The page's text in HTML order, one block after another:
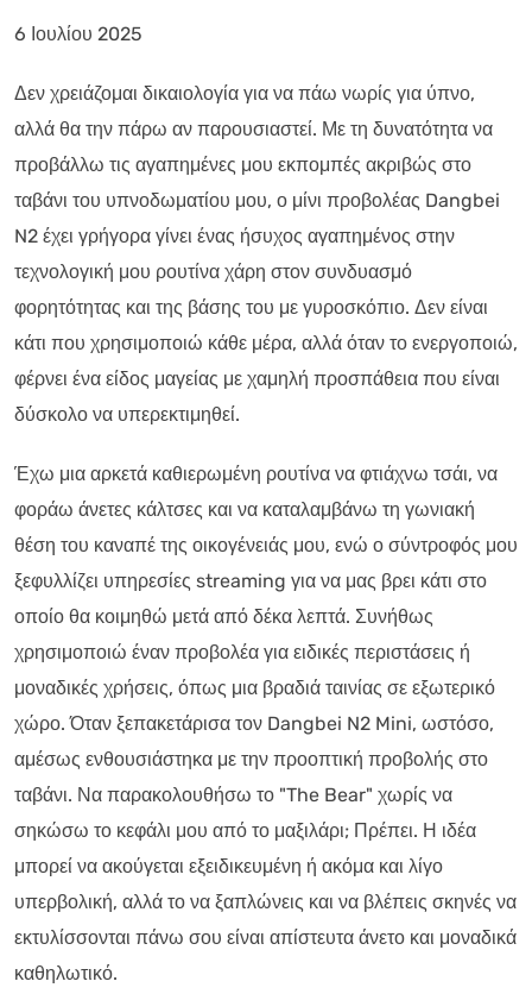
6 Ιουλίου 2025
Δεν χρειάζομαι δικαιολογία για να πάω νωρίς για ύπνο,
αλλά θα την πάρω αν παρουσιαστεί. Με τη δυνατότητα να
προβάλλω τις αγαπημένες μου εκπομπές ακριβώς στο
ταβάνι του υπνοδωματίου μου, ο μίνι προβολέας Dangbei
N2 έχει γρήγορα γίνει ένας ήσυχος αγαπημένος στην
τεχνολογική μου ρουτίνα χάρη στον συνδυασμό
φορητότητας και της βάσης του με γυροσκόπιο. Δεν είναι
κάτι που χρησιμοποιώ κάθε μέρα, αλλά όταν το ενεργοποιώ,
φέρνει ένα είδος μαγείας με χαμηλή προσπάθεια που είναι
δύσκολο να υπερεκτιμηθεί.
Έχω μια αρκετά καθιερωμένη ρουτίνα να φτιάχνω τσάι, να
φοράω άνετες κάλτσες και να καταλαμβάνω τη γωνιακή
θέση του καναπέ της οικογένειάς μου, ενώ ο σύντροφός μου
ξεφυλλίζει υπηρεσίες streaming για να μας βρει κάτι στο
οποίο θα κοιμηθώ μετά από δέκα λεπτά. Συνήθως
χρησιμοποιώ έναν προβολέα για ειδικές περιστάσεις ή
μοναδικές χρήσεις, όπως μια βραδιά ταινίας σε εξωτερικό
χώρο. Όταν ξεπακετάρισα τον Dangbei N2 Mini, ωστόσο,
αμέσως ενθουσιάστηκα με την προοπτική προβολής στο
ταβάνι. Να παρακολουθήσω το "The Bear" χωρίς να
σηκώσω το κεφάλι μου από το μαξιλάρι; Πρέπει. Η ιδέα
μπορεί να ακούγεται εξειδικευμένη ή ακόμα και λίγο
υπερβολική, αλλά το να ξαπλώνεις και να βλέπεις σκηνές να
εκτυλίσσονται πάνω σου είναι απίστευτα άνετο και μοναδικά
καθηλωτικό.